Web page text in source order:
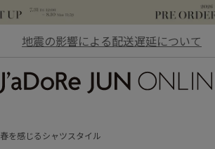
地震の影響による配送遅延について
春を感じるシャツスタイル